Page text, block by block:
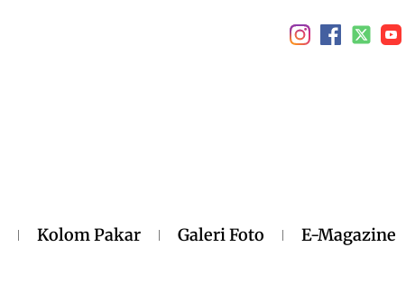
Kolom Pakar Galeri Foto E-Magazine